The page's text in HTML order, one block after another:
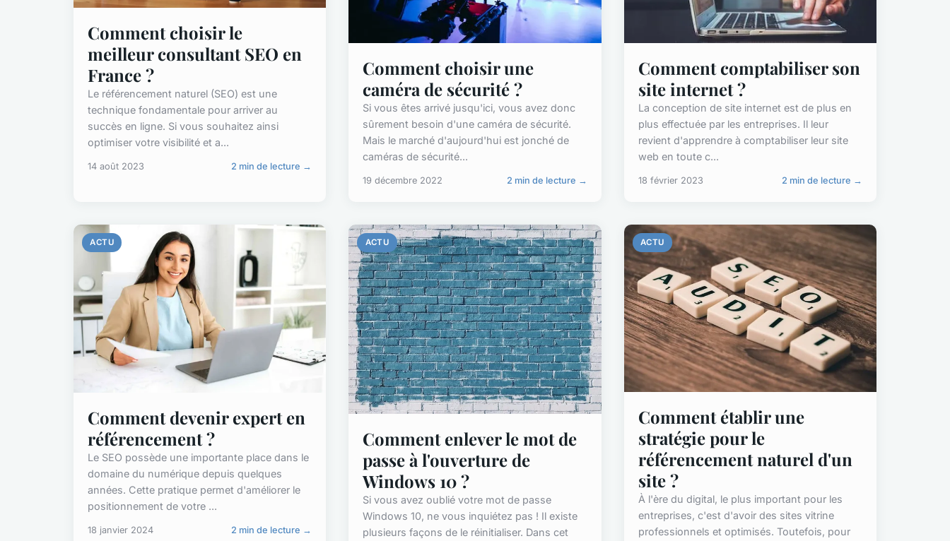
Comment choisir le
meilleur consultant SEO en
France ?
Le référencement naturel (SEO) est une
technique fondamentale pour arriver au
succès en ligne. Si vous souhaitez ainsi
optimiser votre visibilité et a...
14 août 2023 2 min de lecture →
Comment choisir une
caméra de sécurité ?
Si vous êtes arrivé jusqu'ici, vous avez donc
sûrement besoin d'une caméra de sécurité.
Mais le marché d'aujourd'hui est jonché de
caméras de sécurité...
19 décembre 2022 2 min de lecture →
Comment comptabiliser son
site internet ?
La conception de site internet est de plus en
plus effectuée par les entreprises. Il leur
revient d'apprendre à comptabiliser leur site
web en toute c...
18 février 2023 2 min de lecture →
ACTU
Comment devenir expert en
référencement ?
Le SEO possède une importante place dans le
domaine du numérique depuis quelques
années. Cette pratique permet d'améliorer le
positionnement de votre ...
18 janvier 2024 2 min de lecture →
ACTU
Comment enlever le mot de
passe à l'ouverture de
Windows 10 ?
Si vous avez oublié votre mot de passe
Windows 10, ne vous inquiétez pas ! Il existe
plusieurs façons de le réinitialiser. Dans cet
ACTU
Comment établir une
stratégie pour le
référencement naturel d'un
site ?
À l'ère du digital, le plus important pour les
entreprises, c'est d'avoir des sites vitrine
professionnels et optimisés. Toutefois, pour